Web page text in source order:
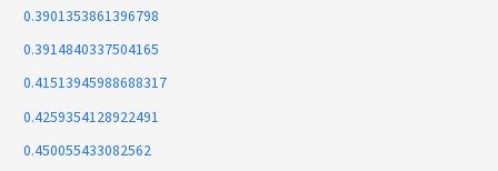
0.3901353861396798
0.3914840337504165
0.41513945988688317
0.4259354128922491
0.450055433082562